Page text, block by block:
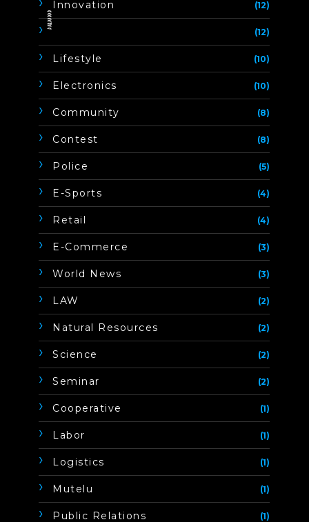
Innovation (12)
(12)
Lifestyle (10)
Electronics (10)
Community (8)
Contest (8)
Police (5)
E-Sports (4)
Retail (4)
E-Commerce (3)
World News (3)
LAW (2)
Natural Resources (2)
Science (2)
Seminar (2)
Cooperative (1)
Labor (1)
Logistics (1)
Mutelu (1)
Public Relations (1)